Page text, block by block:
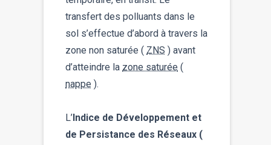
transfert des polluants dans le
sol s’effectue d’abord à travers la
zone non saturée ( ZNS ) avant
d’atteindre la zone saturée (
nappe ).
L’Indice de Développement et
de Persistance des Réseaux (